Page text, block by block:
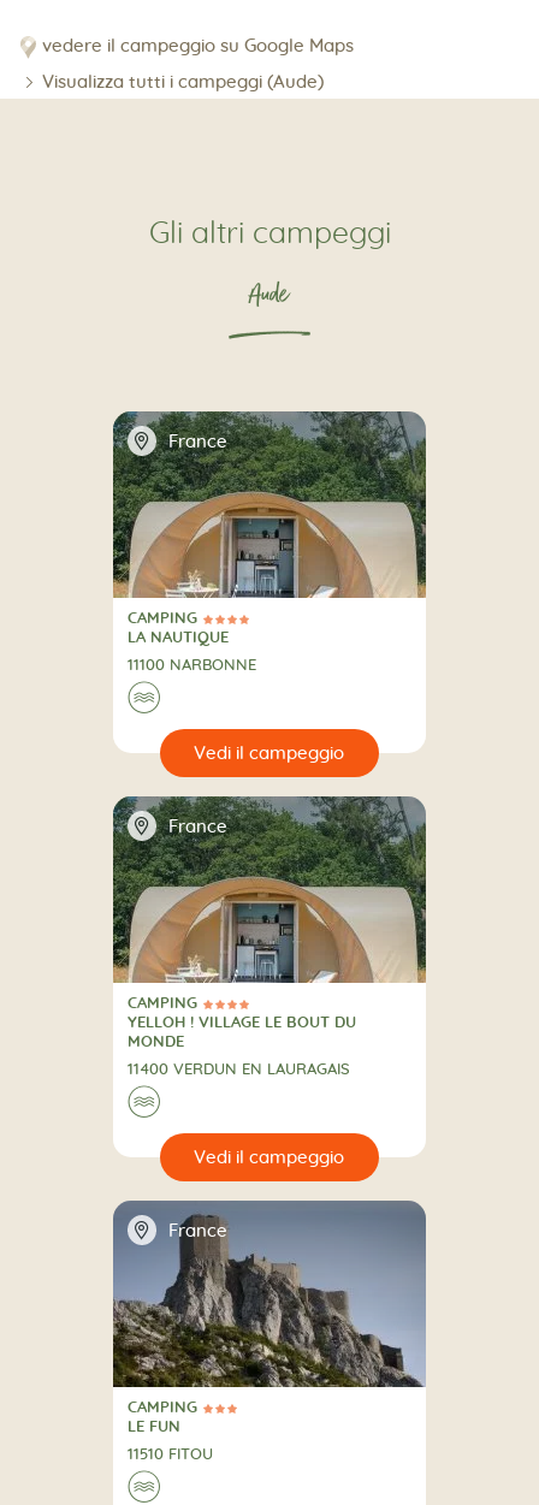
vedere il campeggio su Google Maps
Visualizza tutti i campeggi (Aude)
Gli altri campeggi
Aude
📍 France
4 Stelle
CAMPING
CAMPING
LA NAUTIQUE
11100 NARBONNE
🌊
📍 France
4 Stelle
CAMPING
CAMPING
YELLOH ! VILLAGE LE BOUT DU
MONDE
11400 VERDUN EN LAURAGAIS
🌊
📍 France
3 Stelle
CAMPING
CAMPING
LE FUN
11510 FITOU
🌊